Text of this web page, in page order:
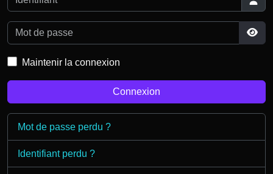
Mot de passe
Maintenir la connexion
Connexion
Mot de passe perdu ?
Identifiant perdu ?